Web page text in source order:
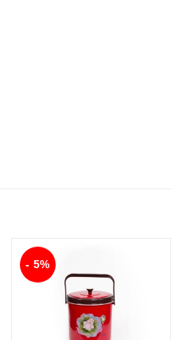
- 5%